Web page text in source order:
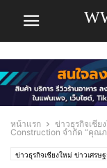
หน้าแรก ข่าวธุรกิจเชีย
Construction จำกัด “คุณ
ข่าวธุรกิจเชียงใหม่ ข่าวเศรษ